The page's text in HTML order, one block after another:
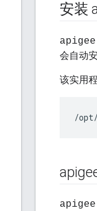
安装
会自动安
该实用
/